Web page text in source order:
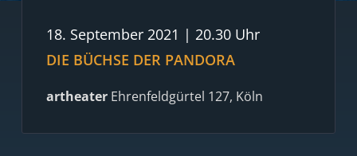
18. September 2021 | 20.30 Uhr
DIE BÜCHSE DER PANDORA
artheater Ehrenfeldgürtel 127, Köln